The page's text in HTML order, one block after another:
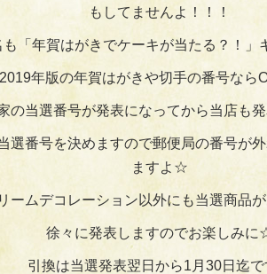
もしてませんよ！！！
も「年賀はがきでケーキが当たる？！」
2019年版の年賀はがきや切手の番号なら
の当選番号が発表になってから当店も発
選番号を決めますので郵便局の番号が
ますよ☆
ームデコレーション以外にも当選商品が
徐々に発表しますのでお楽しみに
引換は当選発表翌日から1月30日迄で